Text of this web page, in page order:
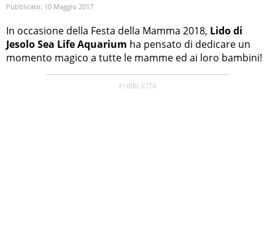
Pubblicato: 10 Maggio 2017
In occasione della Festa della Mamma 2018, Lido di
Jesolo Sea Life Aquarium ha pensato di dedicare un
momento magico a tutte le mamme ed ai loro bambini!